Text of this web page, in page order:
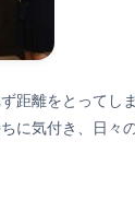
距離をとってし
に気付き、日々